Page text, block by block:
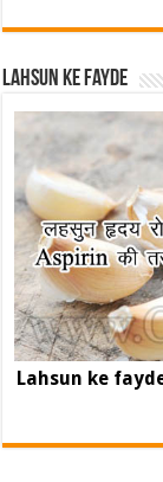
Lahsun ke fayde
Lahsun ke fayde